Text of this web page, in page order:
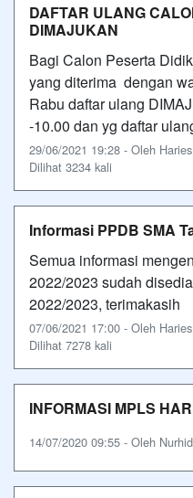
DAFTAR ULANG
DIMAJUKAN
Bagi Calon Peserta
yang diterima dengan
Rabu daftar ulang
-10.00 dan yg daftar
29/06/2021 19:28 - Oleh
Dilihat 3234 kali
Informasi PPDB SMA
Semua informasi
2022/2023 sudah
2022/2023, terimakasih
07/06/2021 17:00 - Oleh
Dilihat 7278 kali
INFORMASI MPLS
14/07/2020 09:55 - Oleh